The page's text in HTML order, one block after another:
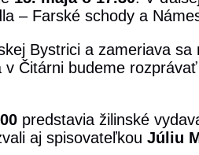
– Farské schody a
Bystrici a zameriava sa
Čitárni budeme
predstavia žilinské
aj spisovateľkou Júliu